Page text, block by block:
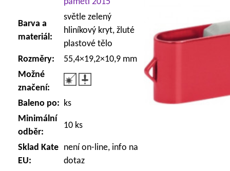
Barva a
materiál:
světle zelený
hliníkový kryt, žluté
plastové tělo
Rozměry:
55,4×19,2×10,9 mm
Možné
značení:
Baleno po: ks
Minimální
odběr:
10 ks
Sklad Kate
EU:
není on-line, info na
dotaz